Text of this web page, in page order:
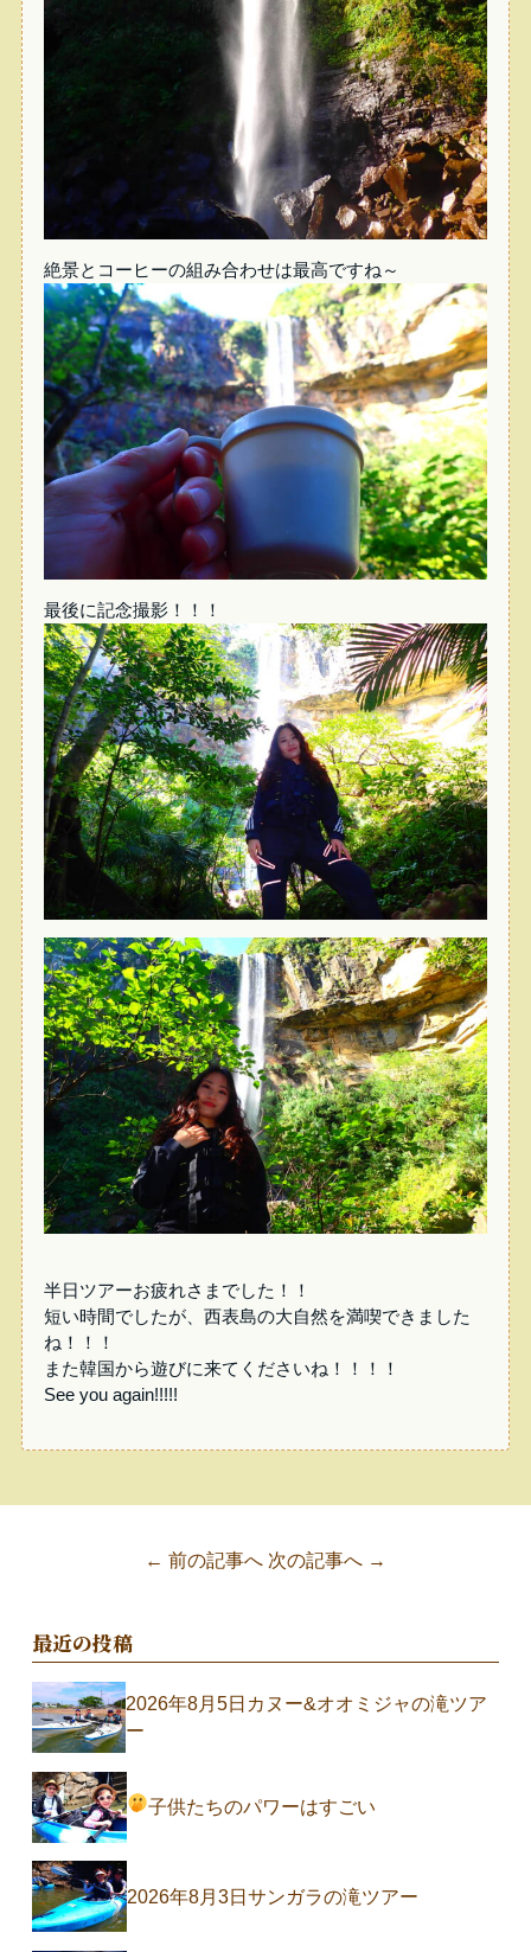
最近の投稿
2026年8月5日カヌー&オオミジャの滝ツア
ー
子供たちのパワーはすごい
2026年8月3日サンガラの滝ツアー
絶景とコーヒーの組み合わせは最高ですね～
最後に記念撮影！！！
半日ツアーお疲れさまでした！！
短い時間でしたが、西表島の大自然を満喫できました
ね！！！
また韓国から遊びに来てくださいね！！！！
See you again!!!!!
← 前の記事へ 次の記事へ →